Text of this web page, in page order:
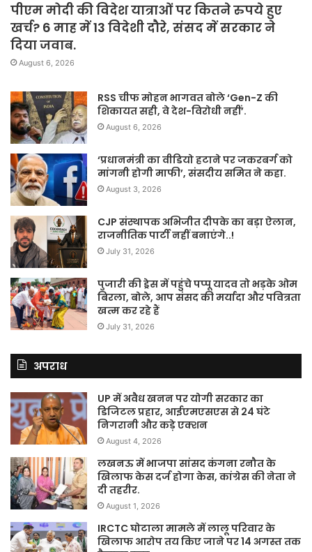
पीएम मोदी की विदेश यात्राओं पर कितने रुपये हुए
खर्च? 6 माह में 13 विदेशी दौरे, संसद में सरकार ने
दिया जवाब.
August 6, 2026
RSS चीफ मोहन भागवत बोले ‘Gen-Z की
शिकायत सही, वे देश-विरोधी नहीं’.
August 6, 2026
‘प्रधानमंत्री का वीडियो हटाने पर जकरबर्ग को
मांगनी होगी माफी’, संसदीय समित ने कहा.
August 3, 2026
CJP संस्थापक अभिजीत दीपके का बड़ा ऐलान,
राजनीतिक पार्टी नहीं बनाएंगे..!
July 31, 2026
पुजारी की ड्रेस में पहुंचे पप्पू यादव तो भड़के ओम
बिरला, बोले, आप संसद की मर्यादा और पवित्रता
खत्म कर रहे हैं
July 31, 2026
अपराध
UP में अवैध खनन पर योगी सरकार का
डिजिटल प्रहार, आईएमएसएस से 24 घंटे
निगरानी और कड़े एक्शन
August 4, 2026
लखनऊ में भाजपा सांसद कंगना रनौत के
खिलाफ केस दर्ज होगा केस, कांग्रेस की नेता ने
दी तहरीर.
August 1, 2026
IRCTC घोटाला मामले में लालू परिवार के
खिलाफ आरोप तय किए जाने पर 14 अगस्त तक